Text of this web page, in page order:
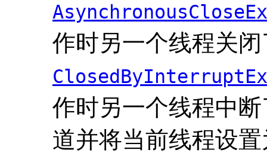
作时另一个线程关
作时另一个线程中
道并将当前线程设